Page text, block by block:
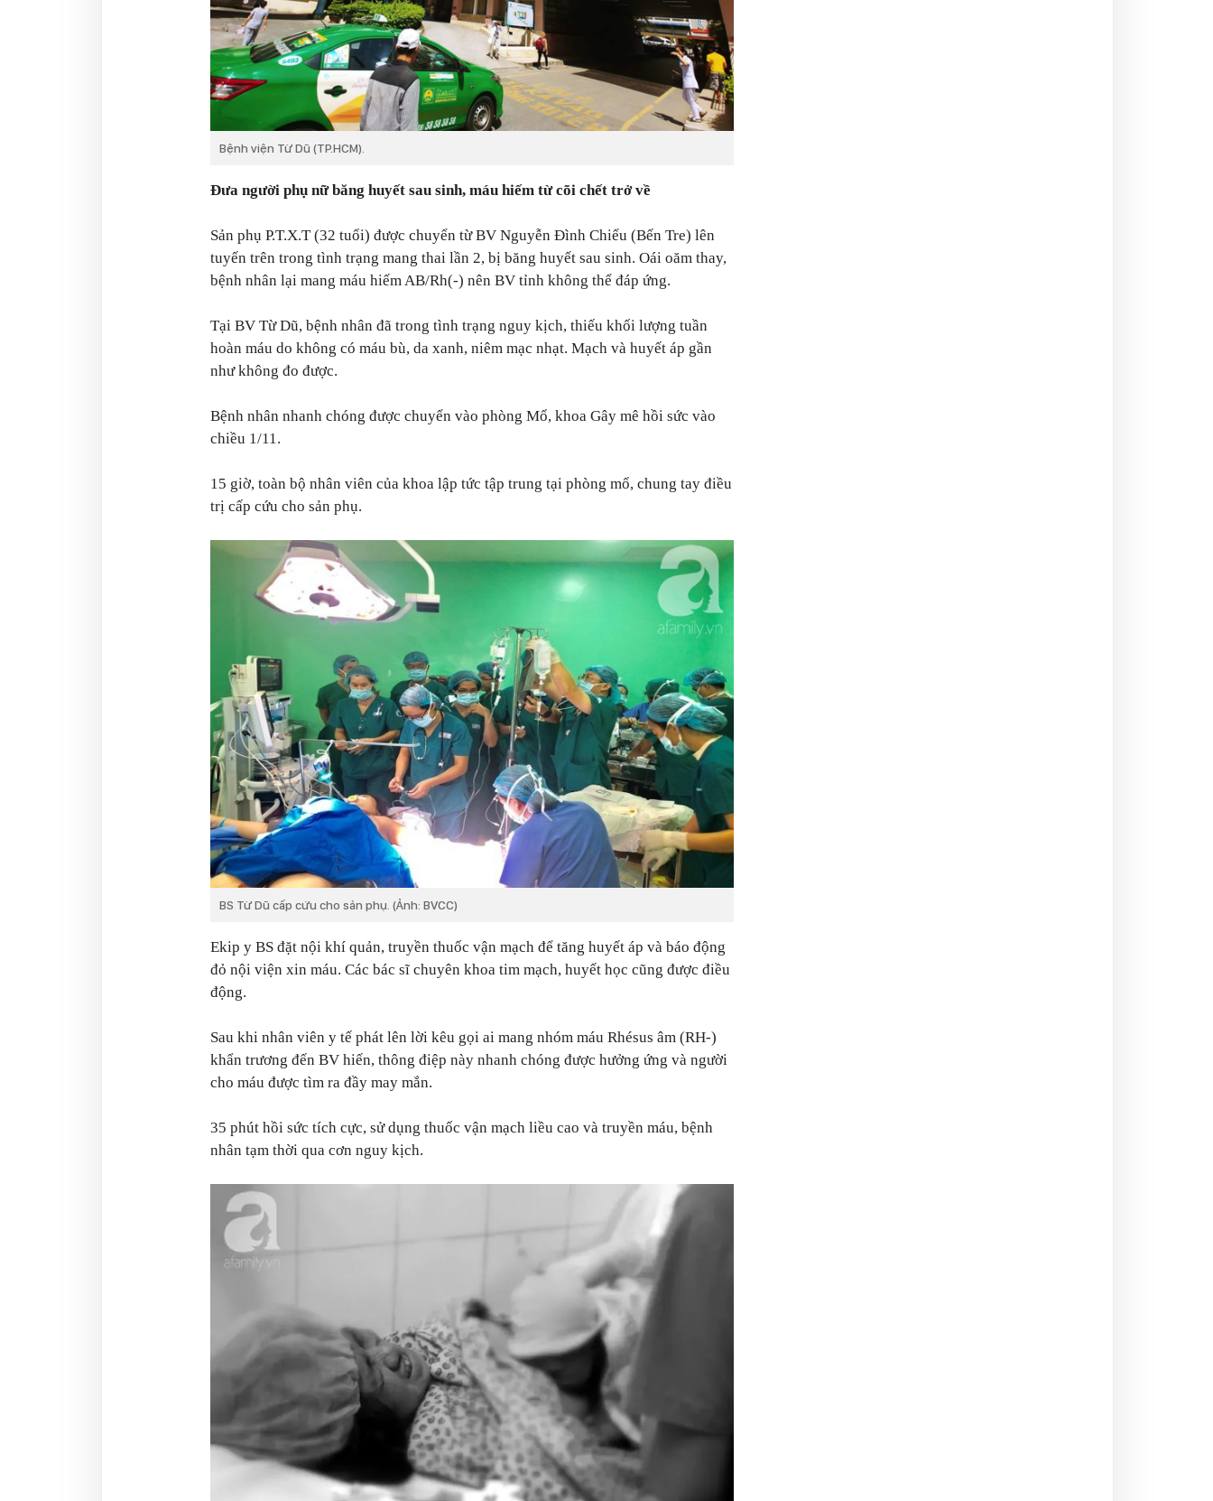
Bệnh viện Từ Dũ (TP.HCM).
Đưa người phụ nữ băng huyết sau sinh, máu hiếm từ cõi chết trở về
Sản phụ P.T.X.T (32 tuổi) được chuyển từ BV Nguyễn Đình Chiểu (Bến Tre) lên
tuyến trên trong tình trạng mang thai lần 2, bị băng huyết sau sinh. Oái oăm thay,
bệnh nhân lại mang máu hiếm AB/Rh(-) nên BV tỉnh không thể đáp ứng.
Tại BV Từ Dũ, bệnh nhân đã trong tình trạng nguy kịch, thiếu khối lượng tuần
hoàn máu do không có máu bù, da xanh, niêm mạc nhạt. Mạch và huyết áp gần
như không đo được.
Bệnh nhân nhanh chóng được chuyển vào phòng Mổ, khoa Gây mê hồi sức vào
chiều 1/11.
15 giờ, toàn bộ nhân viên của khoa lập tức tập trung tại phòng mổ, chung tay điều
trị cấp cứu cho sản phụ.
BS Từ Dũ cấp cứu cho sản phụ. (Ảnh: BVCC)
Ekip y BS đặt nội khí quản, truyền thuốc vận mạch để tăng huyết áp và báo động
đỏ nội viện xin máu. Các bác sĩ chuyên khoa tim mạch, huyết học cũng được điều
động.
Sau khi nhân viên y tế phát lên lời kêu gọi ai mang nhóm máu Rhésus âm (RH-)
khẩn trương đến BV hiến, thông điệp này nhanh chóng được hưởng ứng và người
cho máu được tìm ra đầy may mắn.
35 phút hồi sức tích cực, sử dụng thuốc vận mạch liều cao và truyền máu, bệnh
nhân tạm thời qua cơn nguy kịch.